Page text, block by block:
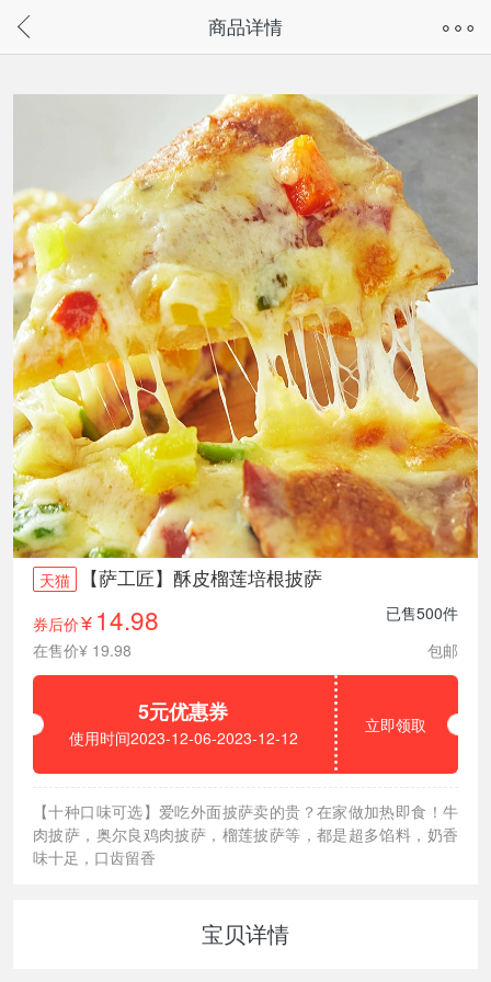
请通过微信或支付宝搜“奇兔客小程序”访问
商品详情
天猫 【萨工匠】酥皮榴莲培根披萨
券后价¥ 14.98
已售500件
在售价¥ 19.98
包邮
5元优惠券
使用时间2023-12-06-2023-12-12
立即领取
【十种口味可选】爱吃外面披萨卖的贵？在家做加热即食！牛
肉披萨，奥尔良鸡肉披萨，榴莲披萨等，都是超多馅料，奶香
味十足，口齿留香
宝贝详情